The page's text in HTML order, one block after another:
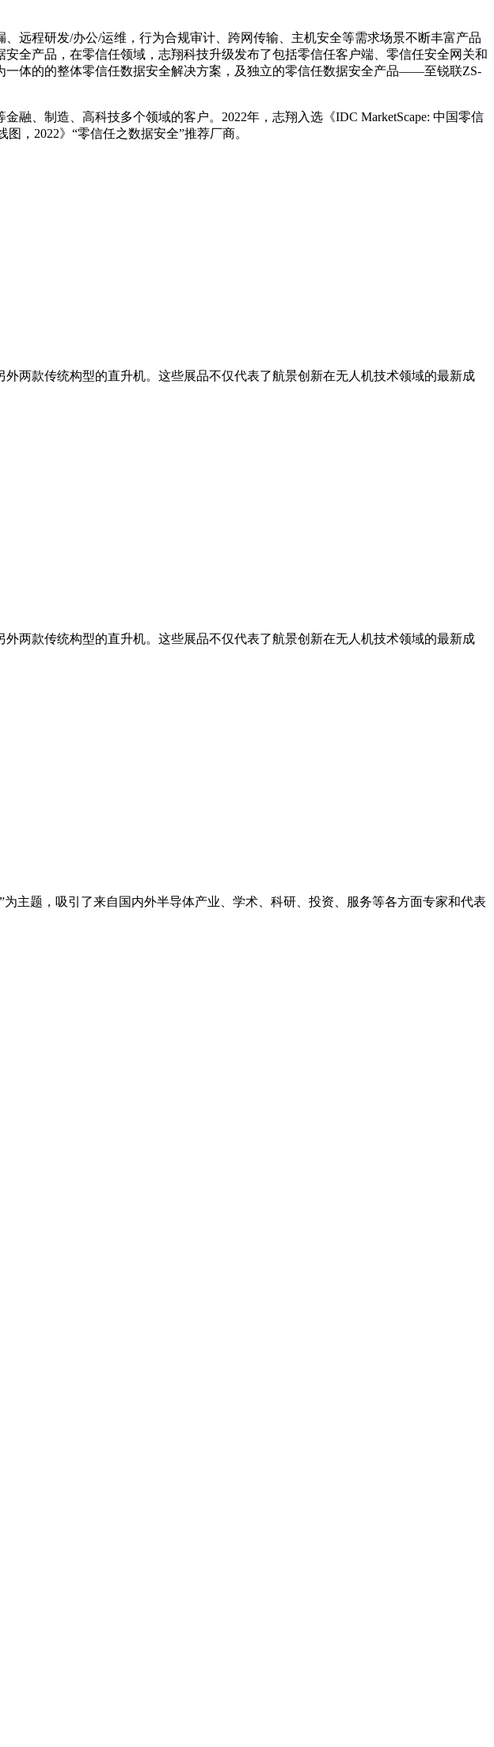
远程研发/办公/运维，行为合规审计、跨网传输、主机安全等需求场景不断丰富产品
全产品，在零信任领域，志翔科技升级发布了包括零信任客户端、零信任安全网关和
体的的整体零信任数据安全解决方案，及独立的零信任数据安全产品——至锐联ZS-
、制造、高科技多个领域的客户。2022年，志翔入选《IDC MarketScape: 中国零信
，2022》“零信任之数据安全”推荐厂商。
两款传统构型的直升机。这些展品不仅代表了航景创新在无人机技术领域的最新成
两款传统构型的直升机。这些展品不仅代表了航景创新在无人机技术领域的最新成
主题，吸引了来自国内外半导体产业、学术、科研、投资、服务等各方面专家和代表